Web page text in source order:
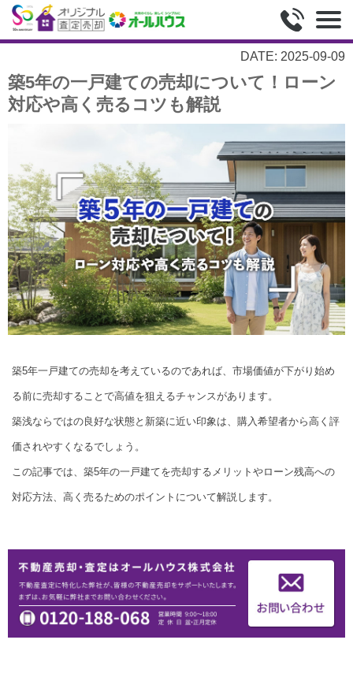
DATE: 2025-09-09
築5年の一戸建ての売却について！ローン
対応や高く売るコツも解説
築5年一戸建ての売却を考えているのであれば、市場価値が下がり始め
る前に売却することで高値を狙えるチャンスがあります。
築浅ならではの良好な状態と新築に近い印象は、購入希望者から高く評
価されやすくなるでしょう。
この記事では、築5年の一戸建てを売却するメリットやローン残高への
対応方法、高く売るためのポイントについて解説します。